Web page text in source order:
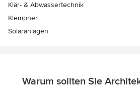
Klär- & Abwassertechnik
Klempner
Solaranlagen
Warum sollten Sie